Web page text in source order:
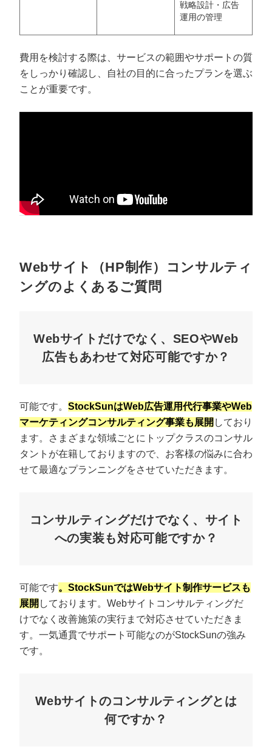
StockSun株式会社〒160-0023 東京都新宿区西新宿3丁目8番3号 新都心
プライバシーポリシー
戦略設計・広告
運用の管理
費用を検討する際は、サービスの範囲やサポートの質
をしっかり確認し、自社の目的に合ったプランを選ぶ
ことが重要です。
Webサイト（HP制作）コンサルティ
ングのよくあるご質問
Webサイトだけでなく、SEOやWeb
広告もあわせて対応可能ですか？
可能です。 StockSunはWeb広告運用代行事業やWeb
マーケティングコンサルティング事業も展開 しており
ます。さまざまな領域ごとにトップクラスのコンサル
タントが在籍しておりますので、お客様の悩みに合わ
せて最適なプランニングをさせていただきます。
コンサルティングだけでなく、サイト
への実装も対応可能ですか？
可能です。StockSunではWebサイト制作サービスも
展開 しております。Webサイトコンサルティングだ
けでなく改善施策の実行まで対応させていただきま
す。一気通貫でサポート可能なのがStockSunの強み
です。
Webサイトのコンサルティングとは
何ですか？